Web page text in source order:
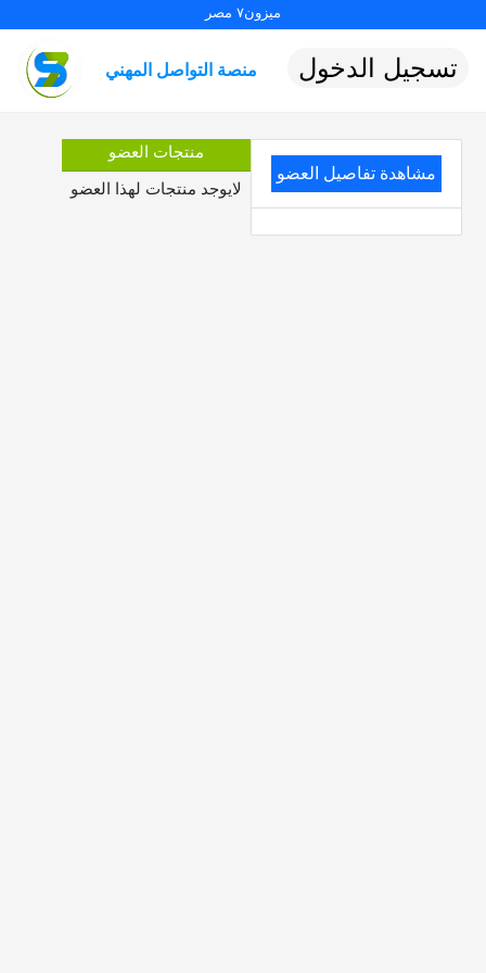
ميزون٧ مصر
منصة التواصل المهني تسجيل الدخول
مشاهدة تفاصيل العضو
منتجات العضو
لايوجد منتجات لهذا العضو